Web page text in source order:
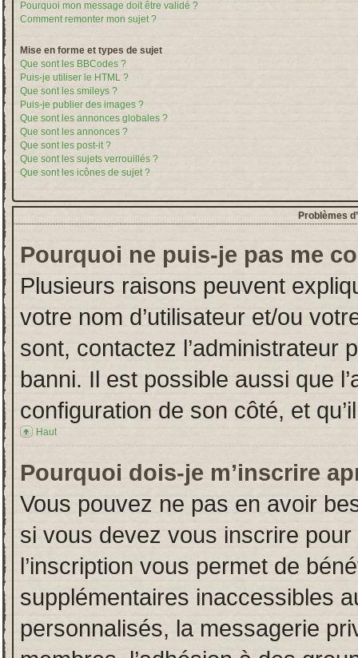
Pourquoi mon message doit être validé ?
Comment remonter mon sujet ?
Mise en forme et types de sujet
Que sont les BBCodes ?
Puis-je utiliser le HTML ?
Que sont les smileys ?
Puis-je publier des images ?
Que sont les annonces globales ?
Que sont les annonces ?
Que sont les post-it ?
Que sont les sujets verrouillés ?
Que sont les icônes de sujet ?
Problèmes
Pourquoi ne puis-je pas me
Plusieurs raisons peuvent
votre nom d’utilisateur et/ou
sont, contactez l’administrateur
banni. Il est possible aussi que
configuration de son côté, et
Haut
Pourquoi dois-je m’inscrire
Vous pouvez ne pas en avoir
si vous devez vous inscrire
l’inscription vous permet de
supplémentaires inaccessibles
personnalisés, la messagerie